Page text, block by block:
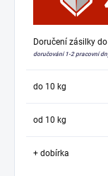
Doručení zásilky do
doručování 1-2 pracovní
do 10 kg
od 10 kg
+ dobírka